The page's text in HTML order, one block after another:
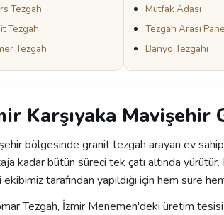
Tezgah
Tezgah
Tezgah
Mutfak Adası
Tezgah Arası
Banyo Tezgahı
Karşıyaka Mavişehir
bölgesinde granit tezgah arayan ev
kadar bütün süreci tek çatı altında
tarafından yapıldığı için hem süre
Tezgah, İzmir Menemen'deki üretim